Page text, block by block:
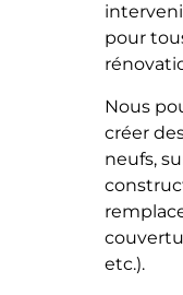
pour
Nous
créer
neufs,
etc.).